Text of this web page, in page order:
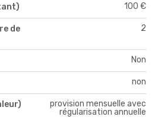
100 €
de
2
Non
non
provision mensuelle avec
régularisation annuelle